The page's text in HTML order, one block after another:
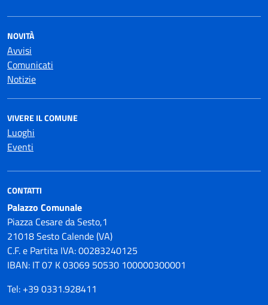
NOVITÀ
Avvisi
Comunicati
Notizie
VIVERE IL COMUNE
Luoghi
Eventi
CONTATTI
Palazzo Comunale
Piazza Cesare da Sesto,1
21018 Sesto Calende (VA)
C.F. e Partita IVA: 00283240125
IBAN: IT 07 K 03069 50530 100000300001
Tel: +39 0331.928411